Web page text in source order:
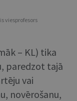
viesprofesors
– KL) tika
paredzot tajā
vai
novērošanu,